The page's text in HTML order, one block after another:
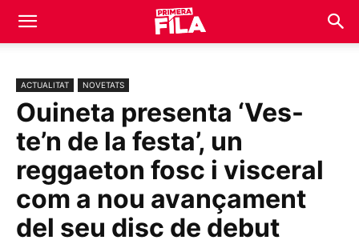
ACTUALITAT NOVETATS
Ouineta presenta ‘Ves-
te’n de la festa’, un
reggaeton fosc i visceral
com a nou avançament
del seu disc de debut